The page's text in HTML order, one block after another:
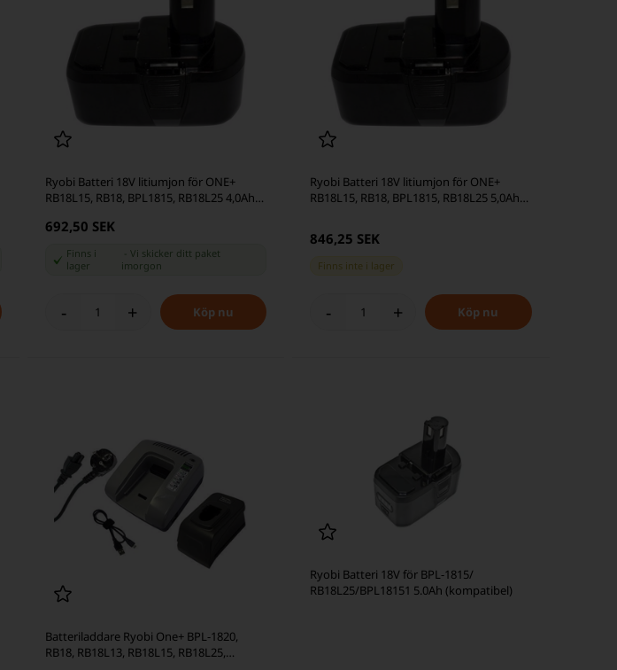
Ryobi Batteri 18V litiumjon för ONE+
RB18L15, RB18, BPL1815, RB18L25 4,0Ah
692,50 SEK
Finns i
lager
Vi skicker ditt paket
imorgon
- +
Ryobi Batteri 18V litiumjon för ONE+
RB18L15, RB18, BPL1815, RB18L25 5,0Ah
846,25 SEK
Finns inte i lager
- +
Batteriladdare Ryobi One+ BPL-1820,
RB18, RB18L13, RB18L15, RB18L25,
Ryobi Batteri 18V för BPL-1815/
RB18L25/BPL18151 5.0Ah (kompatibel)